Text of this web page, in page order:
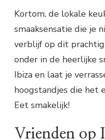
Kortom, de lokale
smaaksensatie die je
verblijf op dit
onder in de heerlijke
Ibiza en laat je
hoogstandjes die het
Eet smakelijk!
Vrienden op